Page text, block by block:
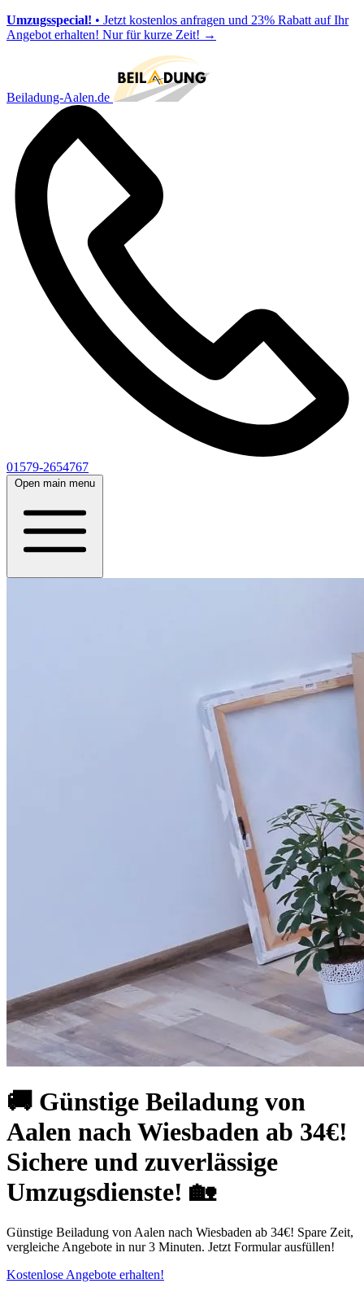
Umzugsspecial! • Jetzt kostenlos anfragen und 23% Rabatt auf Ihr
Angebot erhalten! Nur für kurze Zeit! →
Beiladung-Aalen.de
01579-2654767
Open main menu
🚚 Günstige Beiladung von
Aalen nach Wiesbaden ab 34€!
Sichere und zuverlässige
Umzugsdienste! 🏡
Günstige Beiladung von Aalen nach Wiesbaden ab 34€! Spare Zeit,
vergleiche Angebote in nur 3 Minuten. Jetzt Formular ausfüllen!
Kostenlose Angebote erhalten!